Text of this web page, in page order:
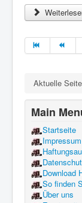
Aktuelle
Main
Startseite
Impressum
Download
So finden
Über uns